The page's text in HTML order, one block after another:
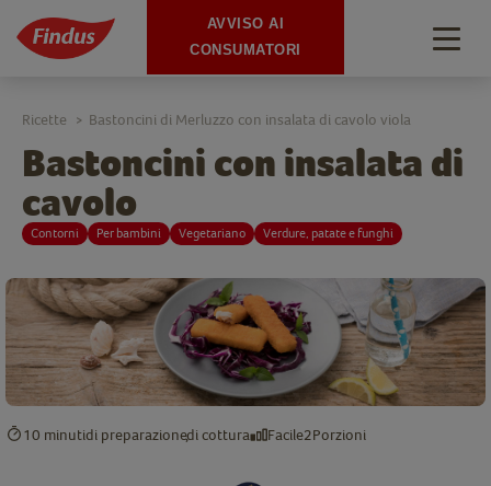
Bastoncini con insalata di
cavolo
Contorni Per bambini Vegetariano Verdure, patate e funghi
Ricette > Bastoncini di Merluzzo con insalata di cavolo viola
10 minutidi preparazionedi cottura Facile2Porzioni
AVVISO AI
CONSUMATORI